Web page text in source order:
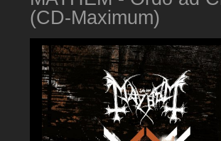
(CD-Maximum)